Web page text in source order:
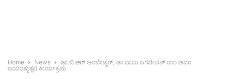
Home News
ಡಾ.ಬಿ.ಆರ್.ಅಂಬೇಡ್ಕರ್, ಡಾ.ಬಾಬು ಜಗಜೀವನ್ ರಾಂ ಅವರ
ಜಯಂತ್ಯುತ್ಸವ ಕಾರ್ಯಕ್ರಮ